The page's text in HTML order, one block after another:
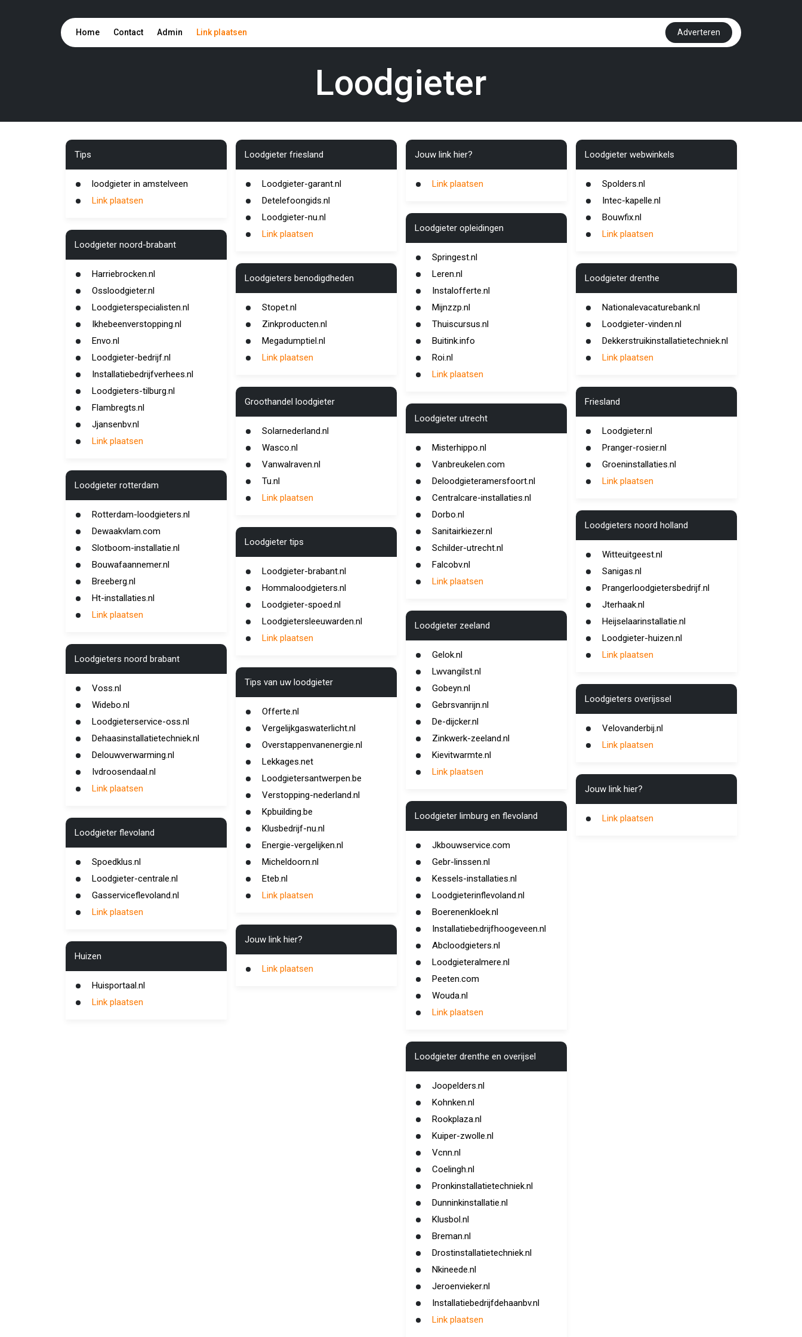
Home Contact Admin Link plaatsen Adverteren
Loodgieter
Tips
loodgieter in amstelveen
Link plaatsen
Loodgieter noord-brabant
Harriebrocken.nl
Ossloodgieter.nl
Loodgieterspecialisten.nl
Ikhebeenverstopping.nl
Envo.nl
Loodgieter-bedrijf.nl
Installatiebedrijfverhees.nl
Loodgieters-tilburg.nl
Flambregts.nl
Jjansenbv.nl
Link plaatsen
Loodgieter rotterdam
Rotterdam-loodgieters.nl
Dewaakvlam.com
Slotboom-installatie.nl
Bouwafaannemer.nl
Breeberg.nl
Ht-installaties.nl
Link plaatsen
Loodgieters noord brabant
Voss.nl
Widebo.nl
Loodgieterservice-oss.nl
Dehaasinstallatietechniek.nl
Delouwverwarming.nl
Ivdroosendaal.nl
Link plaatsen
Loodgieter flevoland
Spoedklus.nl
Loodgieter-centrale.nl
Gasserviceflevoland.nl
Link plaatsen
Huizen
Huisportaal.nl
Link plaatsen
Loodgieter friesland
Loodgieter-garant.nl
Detelefoongids.nl
Loodgieter-nu.nl
Link plaatsen
Loodgieters benodigdheden
Stopet.nl
Zinkproducten.nl
Megadumptiel.nl
Link plaatsen
Groothandel loodgieter
Solarnederland.nl
Wasco.nl
Vanwalraven.nl
Tu.nl
Link plaatsen
Loodgieter tips
Loodgieter-brabant.nl
Hommaloodgieters.nl
Loodgieter-spoed.nl
Loodgietersleeuwarden.nl
Link plaatsen
Tips van uw loodgieter
Offerte.nl
Vergelijkgaswaterlicht.nl
Overstappenvanenergie.nl
Lekkages.net
Loodgietersantwerpen.be
Verstopping-nederland.nl
Kpbuilding.be
Klusbedrijf-nu.nl
Energie-vergelijken.nl
Micheldoorn.nl
Eteb.nl
Link plaatsen
Jouw link hier?
Link plaatsen
Jouw link hier?
Link plaatsen
Loodgieter opleidingen
Springest.nl
Leren.nl
Instalofferte.nl
Mijnzzp.nl
Thuiscursus.nl
Buitink.info
Roi.nl
Link plaatsen
Loodgieter utrecht
Misterhippo.nl
Vanbreukelen.com
Deloodgieteramersfoort.nl
Centralcare-installaties.nl
Dorbo.nl
Sanitairkiezer.nl
Schilder-utrecht.nl
Falcobv.nl
Link plaatsen
Loodgieter zeeland
Gelok.nl
Lwvangilst.nl
Gobeyn.nl
Gebrsvanrijn.nl
De-dijcker.nl
Zinkwerk-zeeland.nl
Kievitwarmte.nl
Link plaatsen
Loodgieter limburg en flevoland
Jkbouwservice.com
Gebr-linssen.nl
Kessels-installaties.nl
Loodgieterinflevoland.nl
Boerenenkloek.nl
Installatiebedrijfhoogeveen.nl
Abcloodgieters.nl
Loodgieteralmere.nl
Peeten.com
Wouda.nl
Link plaatsen
Loodgieter drenthe en overijsel
Joopelders.nl
Kohnken.nl
Rookplaza.nl
Kuiper-zwolle.nl
Vcnn.nl
Coelingh.nl
Pronkinstallatietechniek.nl
Dunninkinstallatie.nl
Klusbol.nl
Breman.nl
Drostinstallatietechniek.nl
Nkineede.nl
Jeroenvieker.nl
Installatiebedrijfdehaanbv.nl
Link plaatsen
Loodgieter webwinkels
Spolders.nl
Intec-kapelle.nl
Bouwfix.nl
Link plaatsen
Loodgieter drenthe
Nationalevacaturebank.nl
Loodgieter-vinden.nl
Dekkerstruikinstallatietechniek.nl
Link plaatsen
Friesland
Loodgieter.nl
Pranger-rosier.nl
Groeninstallaties.nl
Link plaatsen
Loodgieters noord holland
Witteuitgeest.nl
Sanigas.nl
Prangerloodgietersbedrijf.nl
Jterhaak.nl
Heijselaarinstallatie.nl
Loodgieter-huizen.nl
Link plaatsen
Loodgieters overijssel
Velovanderbij.nl
Link plaatsen
Jouw link hier?
Link plaatsen